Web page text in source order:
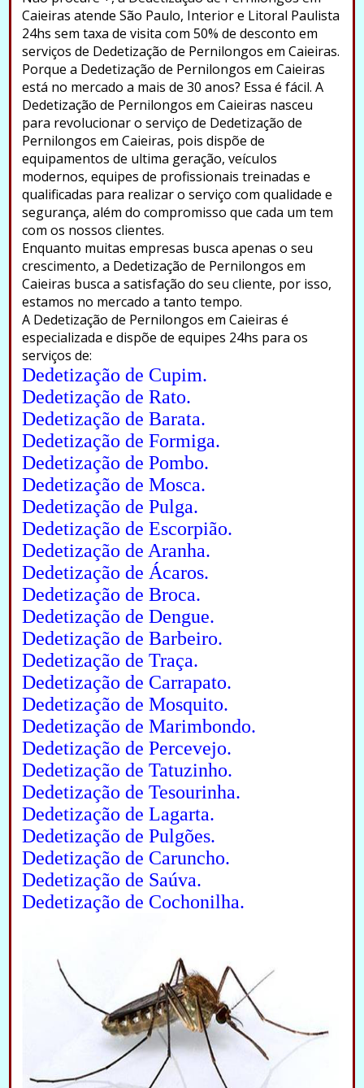
Caieiras atende São Paulo, Interior e Litoral Paulista
24hs sem taxa de visita com 50% de desconto em
serviços de Dedetização de Pernilongos em Caieiras.
Porque a Dedetização de Pernilongos em Caieiras
está no mercado a mais de 30 anos? Essa é fácil. A
Dedetização de Pernilongos em Caieiras nasceu
para revolucionar o serviço de Dedetização de
Pernilongos em Caieiras, pois dispõe de
equipamentos de ultima geração, veículos
modernos, equipes de profissionais treinadas e
qualificadas para realizar o serviço com qualidade e
segurança, além do compromisso que cada um tem
com os nossos clientes.
Enquanto muitas empresas busca apenas o seu
crescimento, a Dedetização de Pernilongos em
Caieiras busca a satisfação do seu cliente, por isso,
estamos no mercado a tanto tempo.
A Dedetização de Pernilongos em Caieiras é
especializada e dispõe de equipes 24hs para os
serviços de:
Dedetização de Cupim.
Dedetização de Rato.
Dedetização de Barata.
Dedetização de Formiga.
Dedetização de Pombo.
Dedetização de Mosca.
Dedetização de Pulga.
Dedetização de Escorpião.
Dedetização de Aranha.
Dedetização de Ácaros.
Dedetização de Broca.
Dedetização de Dengue.
Dedetização de Barbeiro.
Dedetização de Traça.
Dedetização de Carrapato.
Dedetização de Mosquito.
Dedetização de Marimbondo.
Dedetização de Percevejo.
Dedetização de Tatuzinho.
Dedetização de Tesourinha.
Dedetização de Lagarta.
Dedetização de Pulgões.
Dedetização de Caruncho.
Dedetização de Saúva.
Dedetização de Cochonilha.